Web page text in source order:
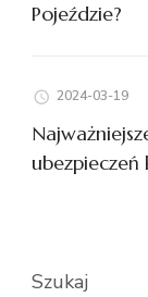
Pojeździe?
2024-03-19
ubezpieczeń
Szukaj